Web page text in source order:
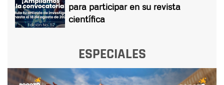
para participar en su revista
científica
ESPECIALES